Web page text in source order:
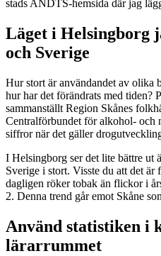
stads ANDTS-hemsida där jag
Läget i Helsingborg
och Sverige
Hur stort är användandet av olika
hur har det förändrats med tiden?
sammanställt Region Skånes
Centralförbundet för alkohol-
siffror när det gäller
I Helsingborg ser det lite bättre ut
Sverige i stort. Visste du att det
dagligen röker tobak än flickor i
2. Denna trend går emot Skåne
Använd statistiken i
lärarrummet